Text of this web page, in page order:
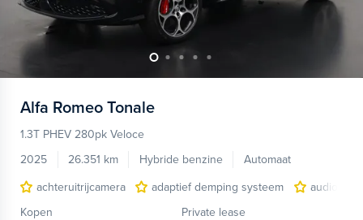
Alfa Romeo Tonale
1.3T PHEV 280pk Veloce
2025
26.351 km Hybride benzine
Automaat
achteruitrijcamera
adaptief demping systeem
audio
Kopen
Private lease